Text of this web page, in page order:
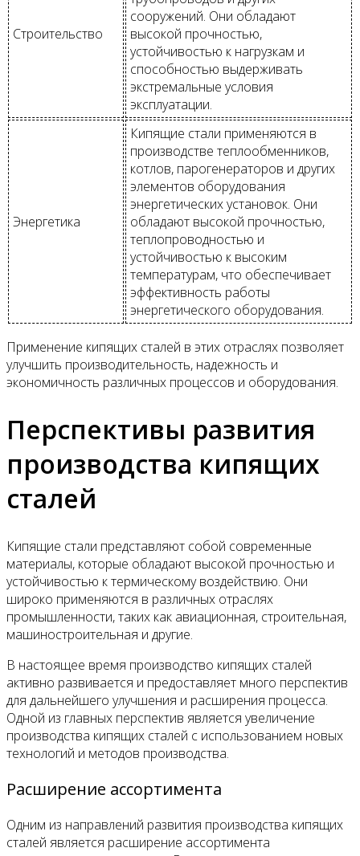
Строительство
сооружений. Они обладают
высокой прочностью,
устойчивостью к нагрузкам и
способностью выдерживать
экстремальные условия
эксплуатации.
Энергетика
Кипящие стали применяются в
производстве теплообменников,
котлов, парогенераторов и других
элементов оборудования
энергетических установок. Они
обладают высокой прочностью,
теплопроводностью и
устойчивостью к высоким
температурам, что обеспечивает
эффективность работы
энергетического оборудования.
Применение кипящих сталей в этих отраслях позволяет
улучшить производительность, надежность и
экономичность различных процессов и оборудования.
Перспективы развития
производства кипящих
сталей
Кипящие стали представляют собой современные
материалы, которые обладают высокой прочностью и
устойчивостью к термическому воздействию. Они
широко применяются в различных отраслях
промышленности, таких как авиационная, строительная,
машиностроительная и другие.
В настоящее время производство кипящих сталей
активно развивается и предоставляет много перспектив
для дальнейшего улучшения и расширения процесса.
Одной из главных перспектив является увеличение
производства кипящих сталей с использованием новых
технологий и методов производства.
Расширение ассортимента
Одним из направлений развития производства кипящих
сталей является расширение ассортимента